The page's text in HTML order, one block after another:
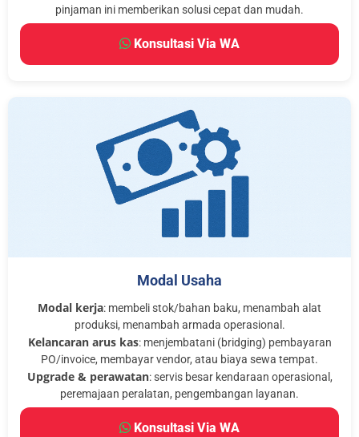
pinjaman ini memberikan solusi cepat dan mudah.
Konsultasi Via WA
Modal Usaha
Modal kerja: membeli stok/bahan baku, menambah alat
produksi, menambah armada operasional.
Kelancaran arus kas: menjembatani (bridging) pembayaran
PO/invoice, membayar vendor, atau biaya sewa tempat.
Upgrade & perawatan: servis besar kendaraan operasional,
peremajaan peralatan, pengembangan layanan.
Konsultasi Via WA